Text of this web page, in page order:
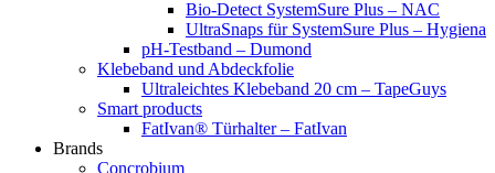
Bio-Detect SystemSure Plus – NAC
UltraSnaps für SystemSure Plus – Hygiena
pH-Testband – Dumond
Klebeband und Abdeckfolie
Ultraleichtes Klebeband 20 cm – TapeGuys
Smart products
FatIvan® Türhalter – FatIvan
Brands
Concrobium